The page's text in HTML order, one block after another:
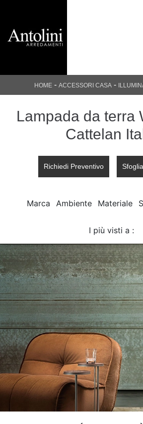
HOME- ACCESSORI CASA-
Lampada da terra
Cattelan
Richiedi Preventivo
Marca Ambiente Materiale
I più visti a :